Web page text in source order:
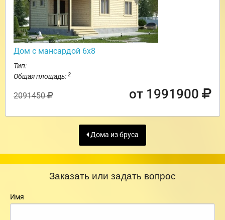
Дом с мансардой 6х8
Тип:
Общая площадь: 2
2091450 от 1991900
Дома из бруса
Заказать или задать вопрос
Имя